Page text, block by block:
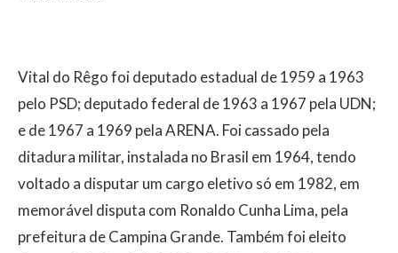
Vital do Rêgo foi deputado estadual de 1959 a 1963
pelo PSD; deputado federal de 1963 a 1967 pela UDN;
e de 1967 a 1969 pela ARENA. Foi cassado pela
ditadura militar, instalada no Brasil em 1964, tendo
voltado a disputar um cargo eletivo só em 1982, em
memorável disputa com Ronaldo Cunha Lima, pela
prefeitura de Campina Grande. Também foi eleito